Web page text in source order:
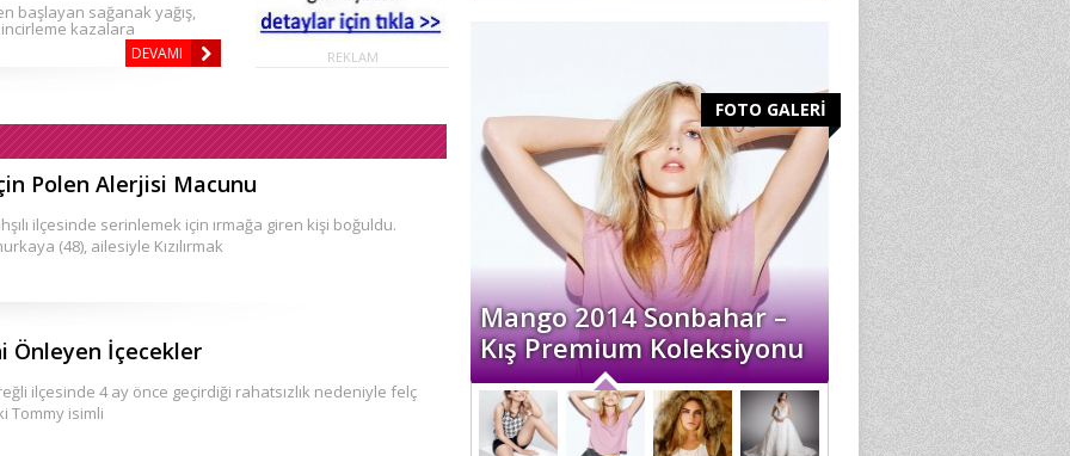
REKLAM
başlayan sağanak yağış,
kazalara
DEVAMI
Polen Alerjisi Macunu
ilçesinde serinlemek için ırmağa giren kişi boğuldu.
(48), ailesiyle Kızılırmak
Önleyen İçecekler
ilçesinde 4 ay önce geçirdiği rahatsızlık nedeniyle felç
Tommy isimli
FOTO GALERİ
Mango 2014 Sonbahar –
Kış Premium Koleksiyonu